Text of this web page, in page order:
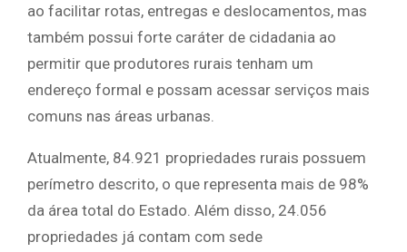
ao facilitar rotas, entregas e deslocamentos, mas
também possui forte caráter de cidadania ao
permitir que produtores rurais tenham um
endereço formal e possam acessar serviços mais
comuns nas áreas urbanas.
Atualmente, 84.921 propriedades rurais possuem
perímetro descrito, o que representa mais de 98%
da área total do Estado. Além disso, 24.056
propriedades já contam com sede